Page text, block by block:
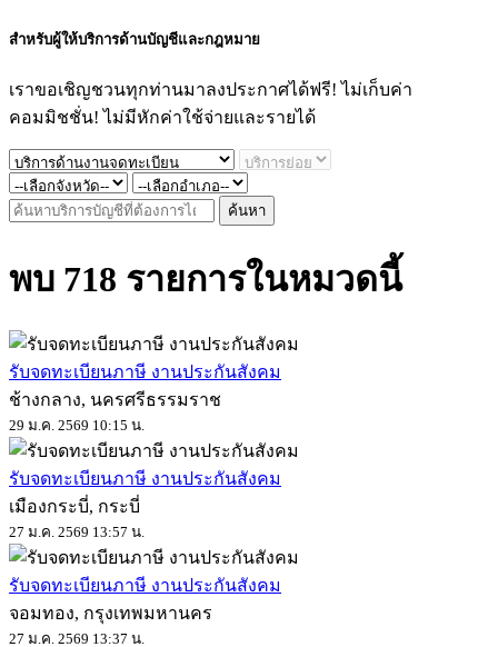
สำหรับผู้ให้บริการด้านบัญชีและกฎหมาย
เราขอเชิญชวนทุกท่านมาลงประกาศได้ฟรี! ไม่เก็บค่า
คอมมิชชั่น! ไม่มีหักค่าใช้จ่ายและรายได้
ค้นหา
พบ 718 รายการในหมวดนี้
รับจดทะเบียนภาษี งานประกันสังคม
ช้างกลาง, นครศรีธรรมราช
29 ม.ค. 2569 10:15 น.
รับจดทะเบียนภาษี งานประกันสังคม
เมืองกระบี่, กระบี่
27 ม.ค. 2569 13:57 น.
รับจดทะเบียนภาษี งานประกันสังคม
จอมทอง, กรุงเทพมหานคร
27 ม.ค. 2569 13:37 น.